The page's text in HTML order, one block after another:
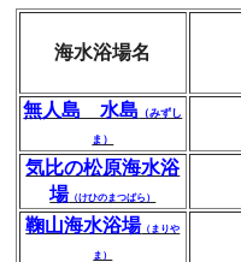
海水浴場名
無人島 水島 （みずし
ま）
気比の松原海水浴
場 （けひのまつばら）
鞠山海水浴場 （まりや
ま）